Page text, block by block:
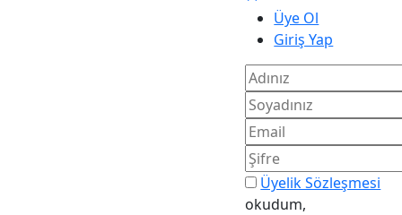
Üye Ol
Giriş Yap
Üyelik Sözleşmesi
okudum,